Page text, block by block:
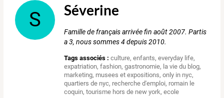
S Séverine
Famille de français arrivée fin août 2007. Partis
a 3, nous sommes 4 depuis 2010.
Tags associés : culture,enfants,everyday life,
expatriation,fashion,gastronomie, la vie du blog,
marketing, musees et expositions,only in nyc,
quartiers de nyc, recherche d'emploi, romain le
coquin,tourisme hors de new york,ecole